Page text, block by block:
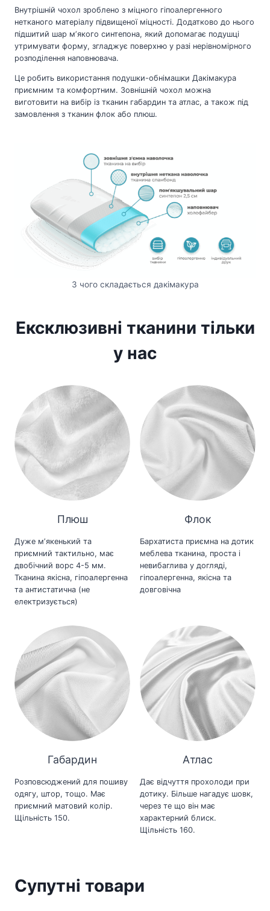
Внутрішній чохол зроблено з міцного гіпоалергенного
нетканого матеріалу підвищеної міцності. Додатково до нього
підшитий шар мʼякого синтепона, який допомагає подушці
утримувати форму, згладжує поверхню у разі нерівномірного
розподілення наповнювача.
Це робить використання подушки-обнімашки Дакімакура
приємним та комфортним. Зовнішній чохол можна
виготовити на вибір із тканин габардин та атлас, а також під
замовлення з тканин флок або плюш.
З чого складається дакімакура
Ексклюзивні тканини тільки
у нас
Плюш
Дуже мʼякенький та
приємний тактильно, має
двобічний ворс 4-5 мм.
Тканина якісна, гіпоалергенна
та антистатична (не
електризується)
Флок
Бархатиста приємна на дотик
меблева тканина, проста і
невибаглива у догляді,
гіпоалергенна, якісна та
довговічна
Габардин
Розповсюджений для пошиву
одягу, штор, тощо. Має
приємний матовий колір.
Щільність 150.
Атлас
Дає відчуття прохолоди при
дотику. Більше нагадує шовк,
через те що він має
характерний блиск.
Щільність 160.
Супутні товари